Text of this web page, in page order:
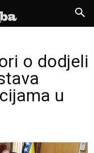
o dodjeli
u